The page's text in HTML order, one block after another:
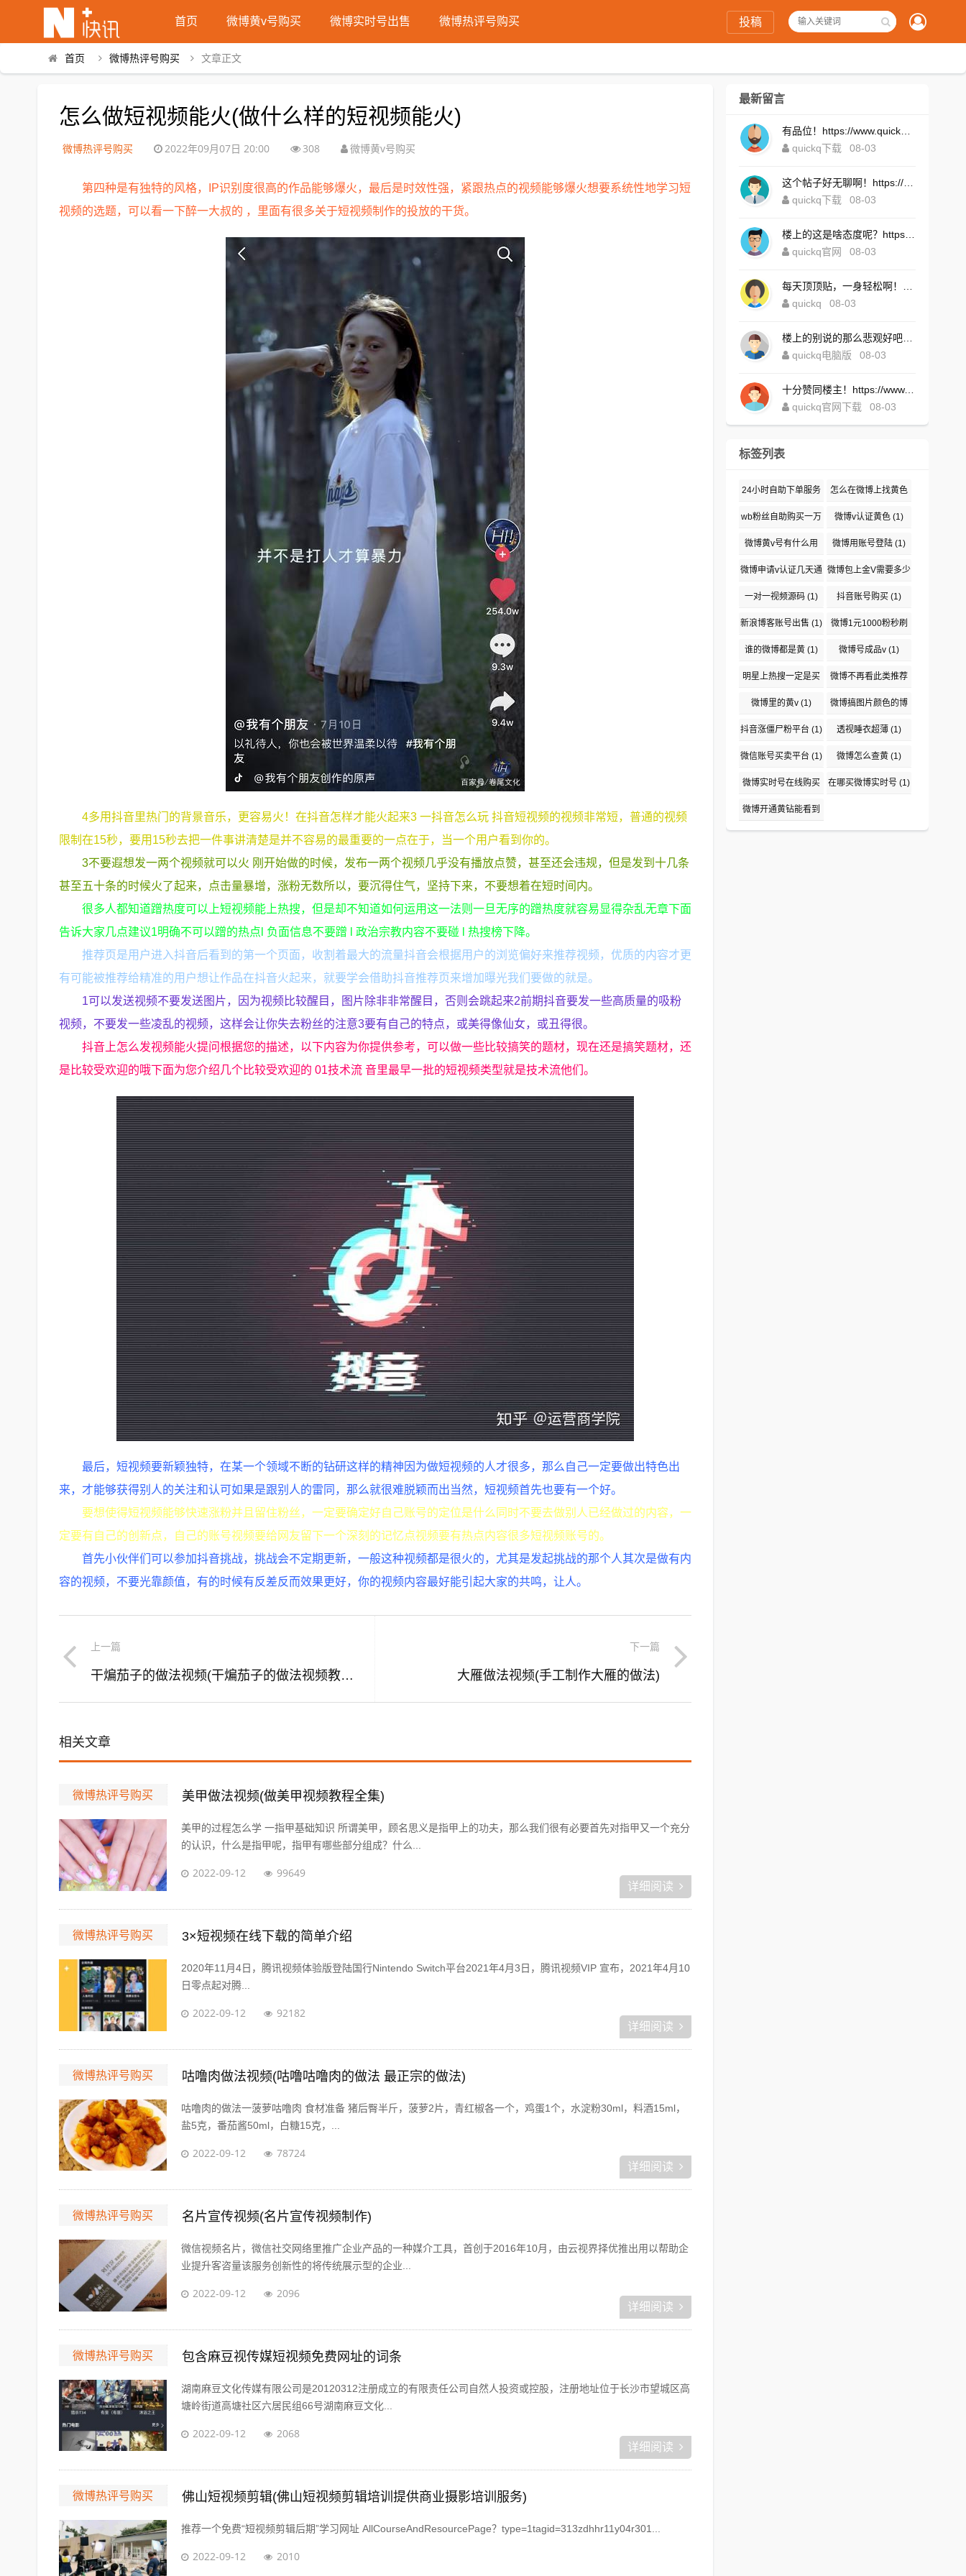
首页 微博黄v号购买 微博实时号出售 微博热评号购买 投稿
首页 微博热评号购买 文章正文
怎么做短视频能火(做什么样的短视频能火)
微博热评号购买 2022年09月07日 20:00 308 微博黄v号购买
第四种是有独特的风格，IP识别度很高的作品能够爆火，最后是时效性强，紧跟热点的视频能够爆火想要系统性地学习短
视频的选题，可以看一下醉一大叔的 ，里面有很多关于短视频制作的投放的干货。
4多用抖音里热门的背景音乐，更容易火！在抖音怎样才能火起来3 一抖音怎么玩 抖音短视频的视频非常短，普通的视频
限制在15秒，要用15秒去把一件事讲清楚是并不容易的最重要的一点在于，当一个用户看到你的。
3不要遐想发一两个视频就可以火 刚开始做的时候，发布一两个视频几乎没有播放点赞，甚至还会违规，但是发到十几条
甚至五十条的时候火了起来，点击量暴增，涨粉无数所以，要沉得住气，坚持下来，不要想着在短时间内。
很多人都知道蹭热度可以上短视频能上热搜，但是却不知道如何运用这一法则一旦无序的蹭热度就容易显得杂乱无章下面
告诉大家几点建议1明确不可以蹭的热点l 负面信息不要蹭 l 政治宗教内容不要碰 l 热搜榜下降。
推荐页是用户进入抖音后看到的第一个页面，收割着最大的流量抖音会根据用户的浏览偏好来推荐视频，优质的内容才更
有可能被推荐给精准的用户想让作品在抖音火起来，就要学会借助抖音推荐页来增加曝光我们要做的就是。
1可以发送视频不要发送图片，因为视频比较醒目，图片除非非常醒目，否则会跳起来2前期抖音要发一些高质量的吸粉
视频，不要发一些凌乱的视频，这样会让你失去粉丝的注意3要有自己的特点，或美得像仙女，或丑得很。
抖音上怎么发视频能火提问根据您的描述，以下内容为你提供参考，可以做一些比较搞笑的题材，现在还是搞笑题材，还
是比较受欢迎的哦下面为您介绍几个比较受欢迎的 01技术流 音里最早一批的短视频类型就是技术流他们。
最后，短视频要新颖独特，在某一个领域不断的钻研这样的精神因为做短视频的人才很多，那么自己一定要做出特色出
来，才能够获得别人的关注和认可如果是跟别人的雷同，那么就很难脱颖而出当然，短视频首先也要有一个好。
要想使得短视频能够快速涨粉并且留住粉丝，一定要确定好自己账号的定位是什么同时不要去做别人已经做过的内容，一
定要有自己的创新点，自己的账号视频要给网友留下一个深刻的记忆点视频要有热点内容很多短视频账号的。
首先小伙伴们可以参加抖音挑战，挑战会不定期更新，一般这种视频都是很火的，尤其是发起挑战的那个人其次是做有内
容的视频，不要光靠颜值，有的时候有反差反而效果更好，你的视频内容最好能引起大家的共鸣，让人。
上一篇
干煸茄子的做法视频(干煸茄子的做法视频教程)
下一篇
大雁做法视频(手工制作大雁的做法)
相关文章
微博热评号购买 美甲做法视频(做美甲视频教程全集)
美甲的过程怎么学 一指甲基础知识 所谓美甲，顾名思义是指甲上的功夫，那么我们很有必要首先对指甲又一个充分
的认识，什么是指甲呢，指甲有哪些部分组成？什么...
2022-09-12 99649
详细阅读
微博热评号购买 3×短视频在线下载的简单介绍
2020年11月4日，腾讯视频体验版登陆国行Nintendo Switch平台2021年4月3日，腾讯视频VIP 宣布，2021年4月10
日零点起对腾...
2022-09-12 92182
详细阅读
微博热评号购买 咕噜肉做法视频(咕噜咕噜肉的做法 最正宗的做法)
咕噜肉的做法一菠萝咕噜肉 食材准备 猪后臀半斤，菠萝2片，青红椒各一个，鸡蛋1个，水淀粉30ml，料酒15ml，
盐5克，番茄酱50ml，白糖15克，...
2022-09-12 78724
详细阅读
微博热评号购买 名片宣传视频(名片宣传视频制作)
微信视频名片，微信社交网络里推广企业产品的一种媒介工具，首创于2016年10月，由云视界择优推出用以帮助企
业提升客咨量该服务创新性的将传统展示型的企业...
2022-09-12 2096
详细阅读
微博热评号购买 包含麻豆视传媒短视频免费网址的词条
湖南麻豆文化传媒有限公司是20120312注册成立的有限责任公司自然人投资或控股，注册地址位于长沙市望城区高
塘岭街道高塘社区六居民组66号湖南麻豆文化...
2022-09-12 2068
详细阅读
微博热评号购买 佛山短视频剪辑(佛山短视频剪辑培训提供商业摄影培训服务)
推荐一个免费“短视频剪辑后期”学习网址 AllCourseAndResourcePage？type=1tagid=313zdhhr11y04r301...
2022-09-12 2010
最新留言
quickq下载
08-03
quickq下载
08-03
quickq官网
08-03
quickq
08-03
quickq电脑版
08-03
十分赞同楼主！https://www.quickqxi.com/
quickq官网下载
08-03
标签列表
24小时自助下单服务
(1)
怎么在微博上找黄色
(1)
wb粉丝自助购买一万
(1)
微博v认证黄色 (1)
微博黄v号有什么用
(1)
微博用账号登陆 (1)
微博申请v认证几天通
过(1)
微博包上金V需要多少
钱(1)
一对一视频源码 (1) 抖音账号购买 (1)
新浪博客账号出售 (1) 微博1元1000粉秒刷
(1)
谁的微博都是黄 (1) 微博号成品v (1)
明星上热搜一定是买
吗(1)
微博不再看此类推荐
(1)
微博里的黄v (1) 微博搞图片颜色的博
主盘点(1)
抖音涨僵尸粉平台 (1) 透视睡衣超薄 (1)
微信账号买卖平台 (1) 微博怎么查黄 (1)
微博实时号在线购买
平台(1)
在哪买微博实时号 (1)
微博开通黄钻能看到
说访问了吗(1)